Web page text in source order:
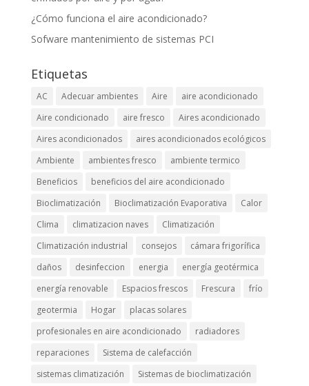
¿Cómo funciona el aire acondicionado?
Sofware mantenimiento de sistemas PCI
Etiquetas
AC Adecuar ambientes Aire
aire acondicionado
Aire condicionado
aire fresco
Aires acondicionado
Aires acondicionados
aires acondicionados ecológicos
Ambiente
ambientes fresco
ambiente termico
Beneficios
beneficios del aire acondicionado
Bioclimatización
Bioclimatización Evaporativa
Calor
Clima
climatizacion naves
Climatización
Climatización industrial
consejos
cámara frigorífica
daños
desinfeccion energia
energía geotérmica
energía renovable
Espacios frescos Frescura
frío
geotermia
Hogar
placas solares
profesionales en aire acondicionado
radiadores
reparaciones
Sistema de calefacción
sistemas climatización
Sistemas de bioclimatización